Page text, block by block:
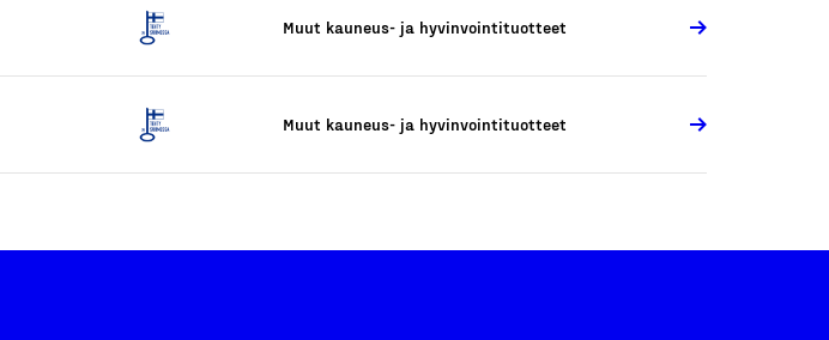
Muut kauneus- ja hyvinvointituotteet
Muut kauneus- ja hyvinvointituotteet